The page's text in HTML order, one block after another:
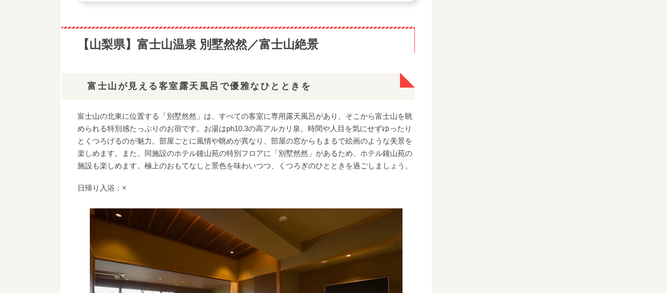
【山梨県】富士山温泉 別墅然然／富士山絶景
富士山が見える客室露天風呂で優雅なひとときを
富士山の北東に位置する「別墅然然」は、すべての客室に専用露天風呂があり、そこから富士山を眺
められる特別感たっぷりのお宿です。お湯はph10.3の高アルカリ泉。時間や人目を気にせずゆったり
とくつろげるのが魅力。部屋ごとに風情や眺めが異なり、部屋の窓からもまるで絵画のような美景を
楽しめます。また、同施設のホテル鐘山苑の特別フロアに「別墅然然」があるため、ホテル鐘山苑の
施設も楽しめます。極上のおもてなしと景色を味わいつつ、くつろぎのひとときを過ごしましょう。
日帰り入浴：×